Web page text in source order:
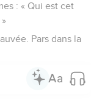
: « Qui est cet
Pars dans la